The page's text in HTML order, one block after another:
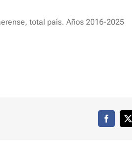
total país. Años 2016-2025
Facebook
X